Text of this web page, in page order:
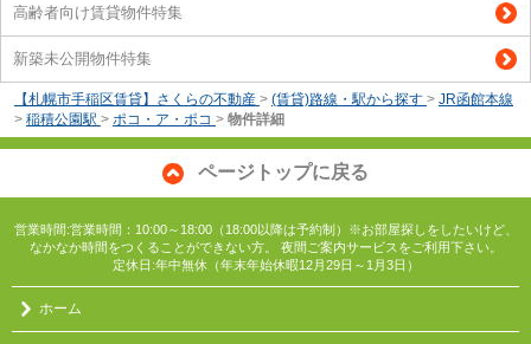
高齢者向け賃貸物件特集
新築未公開物件特集
【札幌市手稲区賃貸】さくらの不動産 > (賃貸)路線・駅から探す > JR函館本線
> 稲積公園駅 > ポコ・ア・ポコ > 物件詳細
ページトップに戻る
営業時間:営業時間：10:00～18:00（18:00以降は予約制）※お部屋探しをしたいけど、
なかなか時間をつくることができない方。 夜間ご案内サービスをご利用下さい。
定休日:年中無休（年末年始休暇12月29日～1月3日）
ホーム